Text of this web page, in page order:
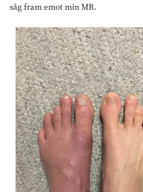
såg fram emot min MR.